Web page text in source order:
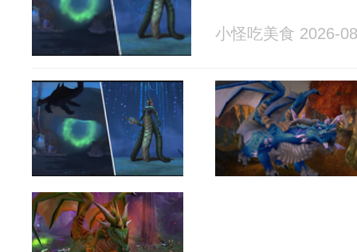
小怪吃美食 2026-